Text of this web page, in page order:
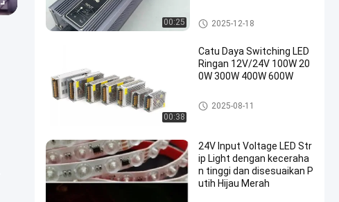
00:25 tahan air LED power supply
2025-12-18
00:38
Catu Daya Switching LED
Ringan 12V/24V 100W 20
0W 300W 400W 600W
tahan air LED power supply
2025-08-11
24V Input Voltage LED Str
ip Light dengan keceraha
n tinggi dan disesuaikan P
utih Hijau Merah